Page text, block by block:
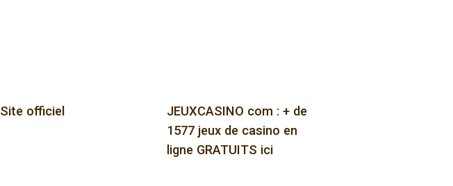
Site officiel
JEUXCASINO com : + de
1577 jeux de casino en
ligne GRATUITS ici